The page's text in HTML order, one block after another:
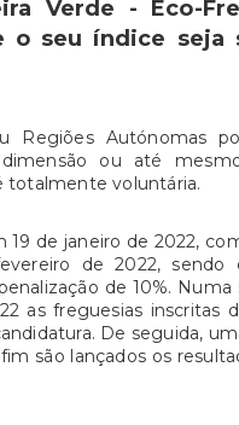
Verde - Eco-
o seu índice seja
Regiões Autónomas
ou até
totalmente voluntária.
de janeiro de 2022,
de 2022, sendo
de 10%. Numa
as freguesias inscritas
De seguida,
são lançados os